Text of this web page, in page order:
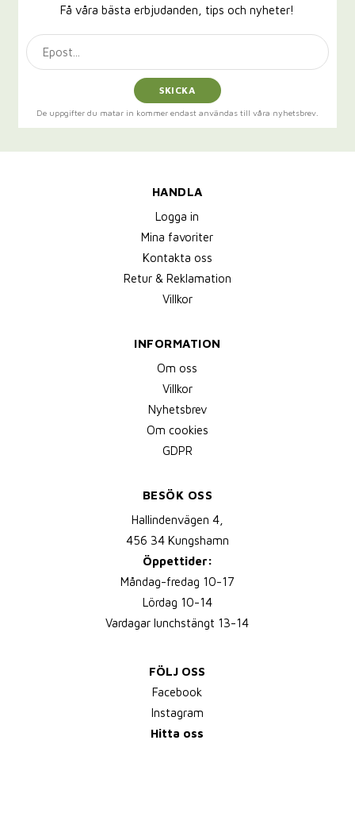
Få våra bästa erbjudanden, tips och nyheter!
SKICKA
De uppgifter du matar in kommer endast användas till våra nyhetsbrev.
HANDLA
Logga in
Mina favoriter
Kontakta oss
Retur & Reklamation
Villkor
INFORMATION
Om oss
Villkor
Nyhetsbrev
Om cookies
GDPR
BESÖK OSS
Hallindenvägen 4,
456 34 Kungshamn
Öppettider:
Måndag-fredag 10-17
Lördag 10-14
Vardagar lunchstängt 13-14
FÖLJ OSS
Facebook
Instagram
Hitta oss